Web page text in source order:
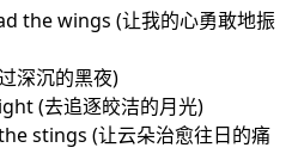
the wings (让我的心勇敢地振
深沉的黑夜)
(去追逐皎洁的月光)
stings (让云朵治愈往日的痛